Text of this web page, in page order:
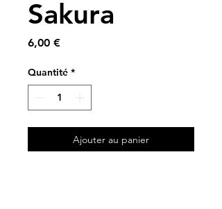
Sakura
6,00 €Prix
Quantité *
Ajouter au panier